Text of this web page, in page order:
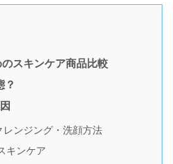
スキンケア商品比較
？
ンジング・洗顔方法
キンケア